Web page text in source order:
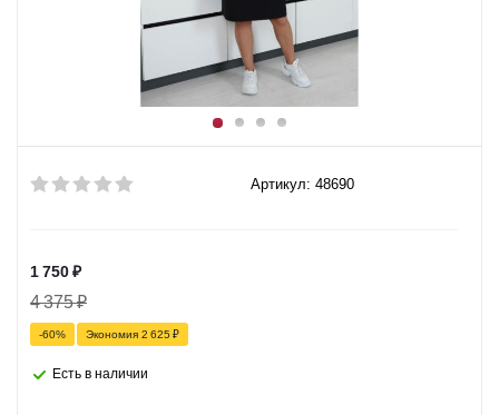
Артикул: 48690
1 750₽
4 375₽
-60% Экономия 2 625 ₽
Есть в наличии